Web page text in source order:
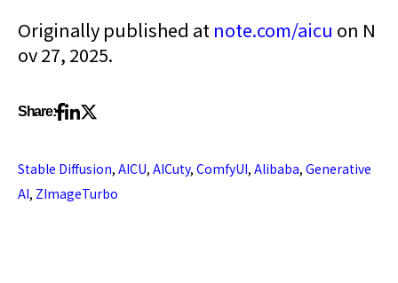
Originally published at note.com/aicu on N
ov 27, 2025.
Share:
Stable Diffusion, AICU, AICuty, ComfyUI, Alibaba, Generative
AI, ZImageTurbo